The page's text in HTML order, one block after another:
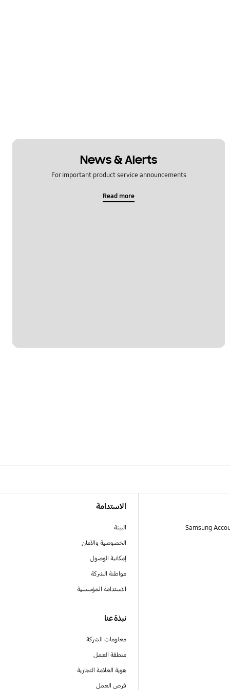
News & Alerts
For important product service announcements
Read more
الاستدامة
البيئة
الخصوصية والأمان
إمكانية الوصول
مواطنة الشركة
الاستدامة المؤسسية
نبذة عنا
معلومات الشركة
منطقة العمل
هوية العلامة التجارية
فرص العمل